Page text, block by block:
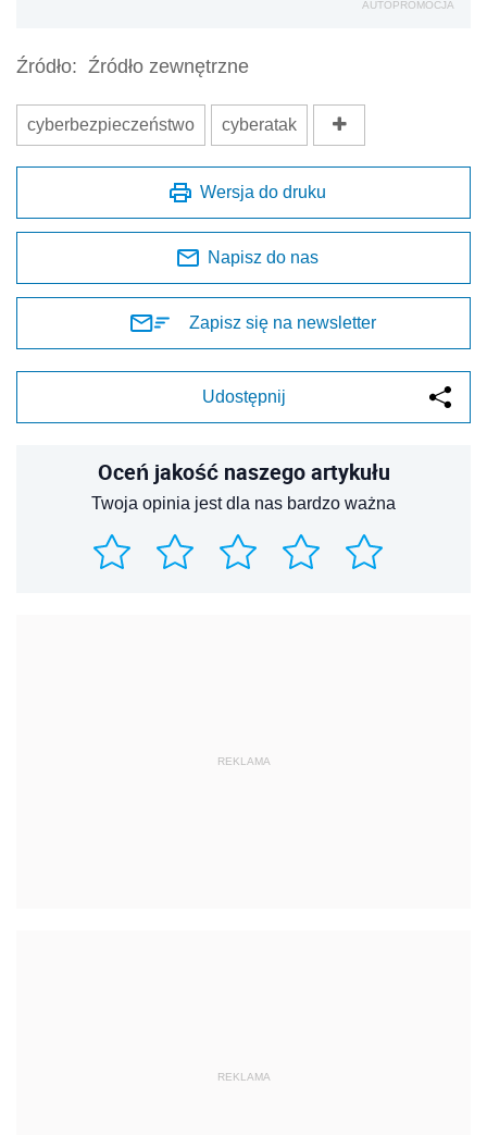
AUTOPROMOCJA
Źródło: Źródło zewnętrzne
cyberbezpieczeństwo cyberatak
Wersja do druku
Napisz do nas
Zapisz się na newsletter
Udostępnij
Oceń jakość naszego artykułu
Twoja opinia jest dla nas bardzo ważna
REKLAMA
REKLAMA